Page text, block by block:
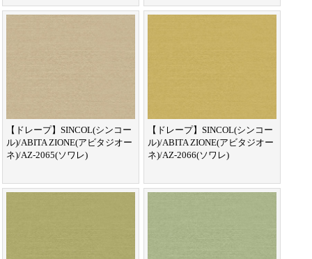
【ドレープ】SINCOL(シンコー
ル)/ABITA ZIONE(アビタジオー
ネ)/AZ-2065(ソワレ)
【ドレープ】SINCOL(シンコー
ル)/ABITA ZIONE(アビタジオー
ネ)/AZ-2066(ソワレ)